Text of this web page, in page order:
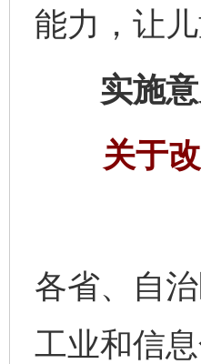
能力，让
实施意
关于
各省、自
工业和信